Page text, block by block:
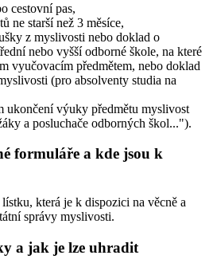
cestovní pas,
ne starší než 3 měsíce,
z myslivosti nebo doklad o
nebo vyšší odborné škole, na které
vyučovacím předmětem, nebo doklad
(pro absolventy studia na
ukončení výuky předmětu myslivost
a posluchače odborných škol...").
formuláře a kde jsou k
která je k dispozici na věcně a
správy myslivosti.
a jak je lze uhradit